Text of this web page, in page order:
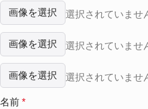
画像を選択 選択されていませ
画像を選択 選択されていませ
画像を選択 選択されていませ
名前 *